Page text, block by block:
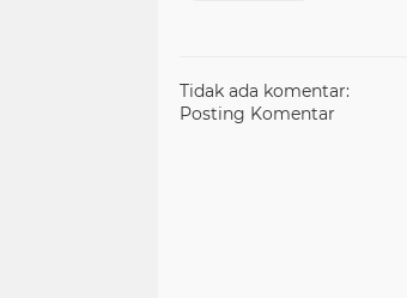
Tidak ada komentar:
Posting Komentar